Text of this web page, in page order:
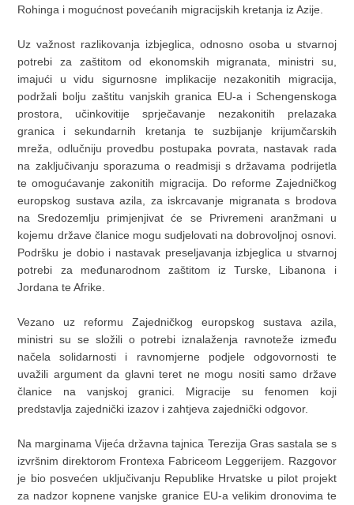
Rohinga i mogućnost povećanih migracijskih kretanja iz Azije.
Uz važnost razlikovanja izbjeglica, odnosno osoba u stvarnoj
potrebi za zaštitom od ekonomskih migranata, ministri su,
imajući u vidu sigurnosne implikacije nezakonitih migracija,
podržali bolju zaštitu vanjskih granica EU-a i Schengenskoga
prostora, učinkovitije sprječavanje nezakonitih prelazaka
granica i sekundarnih kretanja te suzbijanje krijumčarskih
mreža, odlučniju provedbu postupaka povrata, nastavak rada
na zaključivanju sporazuma o readmisji s državama podrijetla
te omogućavanje zakonitih migracija. Do reforme Zajedničkog
europskog sustava azila, za iskrcavanje migranata s brodova
na Sredozemlju primjenjivat će se Privremeni aranžmani u
kojemu države članice mogu sudjelovati na dobrovoljnoj osnovi.
Podršku je dobio i nastavak preseljavanja izbjeglica u stvarnoj
potrebi za međunarodnom zaštitom iz Turske, Libanona i
Jordana te Afrike.
Vezano uz reformu Zajedničkog europskog sustava azila,
ministri su se složili o potrebi iznalaženja ravnoteže između
načela solidarnosti i ravnomjerne podjele odgovornosti te
uvažili argument da glavni teret ne mogu nositi samo države
članice na vanjskoj granici. Migracije su fenomen koji
predstavlja zajednički izazov i zahtjeva zajednički odgovor.
Na marginama Vijeća državna tajnica Terezija Gras sastala se s
izvršnim direktorom Frontexa Fabriceom Leggerijem. Razgovor
je bio posvećen uključivanju Republike Hrvatske u pilot projekt
za nadzor kopnene vanjske granice EU-a velikim dronovima te